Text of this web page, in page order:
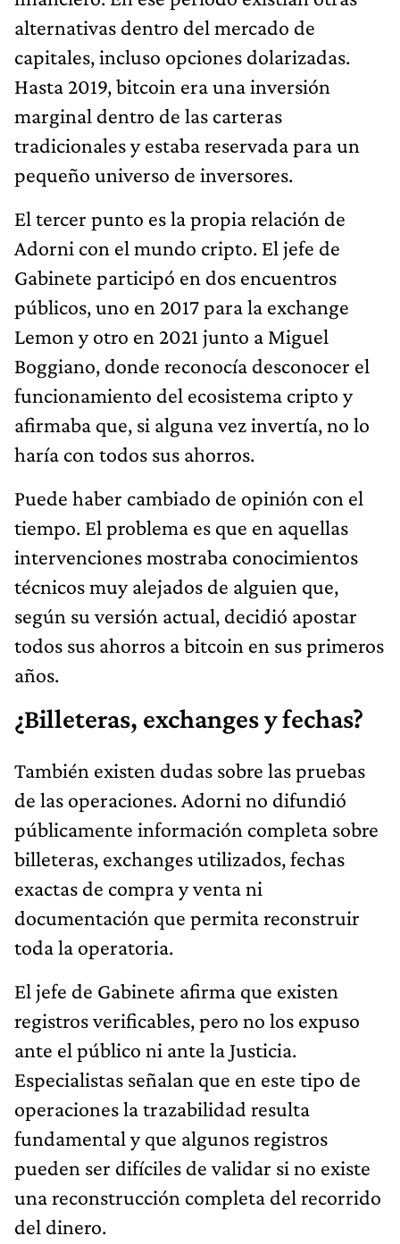
alternativas dentro del mercado de
capitales, incluso opciones dolarizadas.
Hasta 2019, bitcoin era una inversión
marginal dentro de las carteras
tradicionales y estaba reservada para un
pequeño universo de inversores.
El tercer punto es la propia relación de
Adorni con el mundo cripto. El jefe de
Gabinete participó en dos encuentros
públicos, uno en 2017 para la exchange
Lemon y otro en 2021 junto a Miguel
Boggiano, donde reconocía desconocer el
funcionamiento del ecosistema cripto y
afirmaba que, si alguna vez invertía, no lo
haría con todos sus ahorros.
Puede haber cambiado de opinión con el
tiempo. El problema es que en aquellas
intervenciones mostraba conocimientos
técnicos muy alejados de alguien que,
según su versión actual, decidió apostar
todos sus ahorros a bitcoin en sus primeros
años.
¿Billeteras, exchanges y fechas?
También existen dudas sobre las pruebas
de las operaciones. Adorni no difundió
públicamente información completa sobre
billeteras, exchanges utilizados, fechas
exactas de compra y venta ni
documentación que permita reconstruir
toda la operatoria.
El jefe de Gabinete afirma que existen
registros verificables, pero no los expuso
ante el público ni ante la Justicia.
Especialistas señalan que en este tipo de
operaciones la trazabilidad resulta
fundamental y que algunos registros
pueden ser difíciles de validar si no existe
una reconstrucción completa del recorrido
del dinero.